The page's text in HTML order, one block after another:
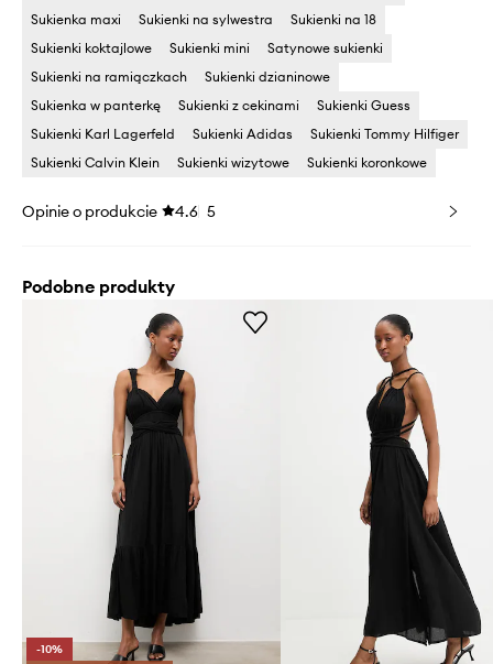
Sukienka maxi Sukienki na sylwestra
Sukienki na 18
Sukienki koktajlowe
Sukienki mini
Satynowe sukienki
Sukienki na ramiączkach
Sukienki dzianinowe
Sukienka w panterkę
Sukienki z cekinami
Sukienki Guess
Sukienki Karl Lagerfeld
Sukienki Adidas
Sukienki Tommy Hilfiger
Sukienki Calvin Klein
Sukienki wizytowe Sukienki koronkowe
Opinie o produkcie 4.6 5
Podobne produkty
-10%